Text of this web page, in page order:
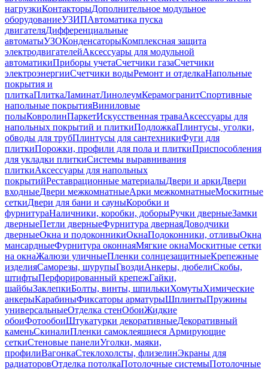
нагрузкиКонтакторыДополнительное модульное
оборудованиеУЗИПАвтоматика пуска
двигателяДифференциальные
автоматыУЗОКонденсаторыКомплексная защита
электродвигателейАксессуары для модульной
автоматикиПриборы учетаСчетчики газаСчетчики
электроэнергииСчетчики водыРемонт и отделкаНапольные
покрытия и
плиткаПлиткаЛаминатЛинолеумКерамогранитСпортивные
напольные покрытияВиниловые
полыКовролинПаркетИскусственная траваАксессуары для
напольных покрытий и плиткиПодложкаПлинтусы, уголки,
обводы для трубПлинтусы для сантехникиФуги для
плиткиПорожки, профили для пола и плиткиПриспособления
для укладки плиткиСистемы выравнивания
плиткиАксессуары для напольных
покрытийРеставрационные материалыДвери и аркиДвери
входныеДвери межкомнатныеАрки межкомнатныеМоскитные
сеткиДвери для бани и сауныКоробки и
фурнитураНаличники, коробки, доборыРучки дверныеЗамки
дверныеПетли дверныеФурнитура двернаяДоводчики
дверныеОкна и подоконникиОкнаПодоконники, отливыОкна
мансардныеФурнитура оконнаяМягкие окнаМоскитные сетки
на окнаЖалюзи уличныеПленки солнцезащитныеКрепежные
изделияСаморезы, шурупыГвоздиАнкеры, дюбелиСкобы,
штифтыПерфорированный крепежГайки,
шайбыЗаклепкиБолты, винты, шпилькиХомутыХимические
анкерыКарабиныФиксаторы арматурыШплинтыПружины
универсальныеОтделка стенОбоиЖидкие
обоиФотообоиШтукатурки декоративныеДекоративный
каменьСкиналиПленки самоклеящиеся Армирующие
сеткиСтеновые панелиУголки, маяки,
профилиВагонкаСтеклохолсты, флизелинЭкраны для
радиаторовОтделка потолкаПотолочные системыПотолочные